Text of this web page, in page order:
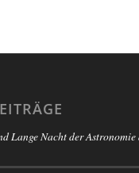
Lange Nacht der Astronomie